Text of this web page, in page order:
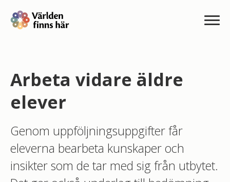
Arbeta vidare äldre
elever
Genom uppföljningsuppgifter får
eleverna bearbeta kunskaper och
insikter som de tar med sig från utbytet.